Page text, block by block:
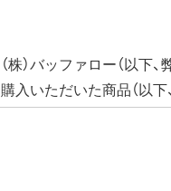
（株）バッファロー（以
購入いただいた商品（以
びそれに含まれるソフト
ウェア（弊社ダウンロー